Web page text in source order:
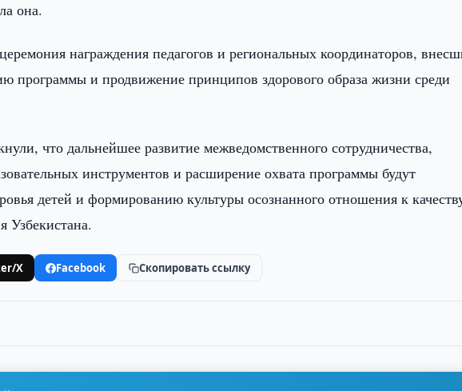
она.
награждения педагогов и региональных координаторов,
программы и продвижение принципов здорового образа жизни среди
что дальнейшее развитие межведомственного сотрудничества,
инструментов и расширение охвата программы будут
детей и формированию культуры осознанного отношения к
Узбекистана.
X Facebook Скопировать ссылку